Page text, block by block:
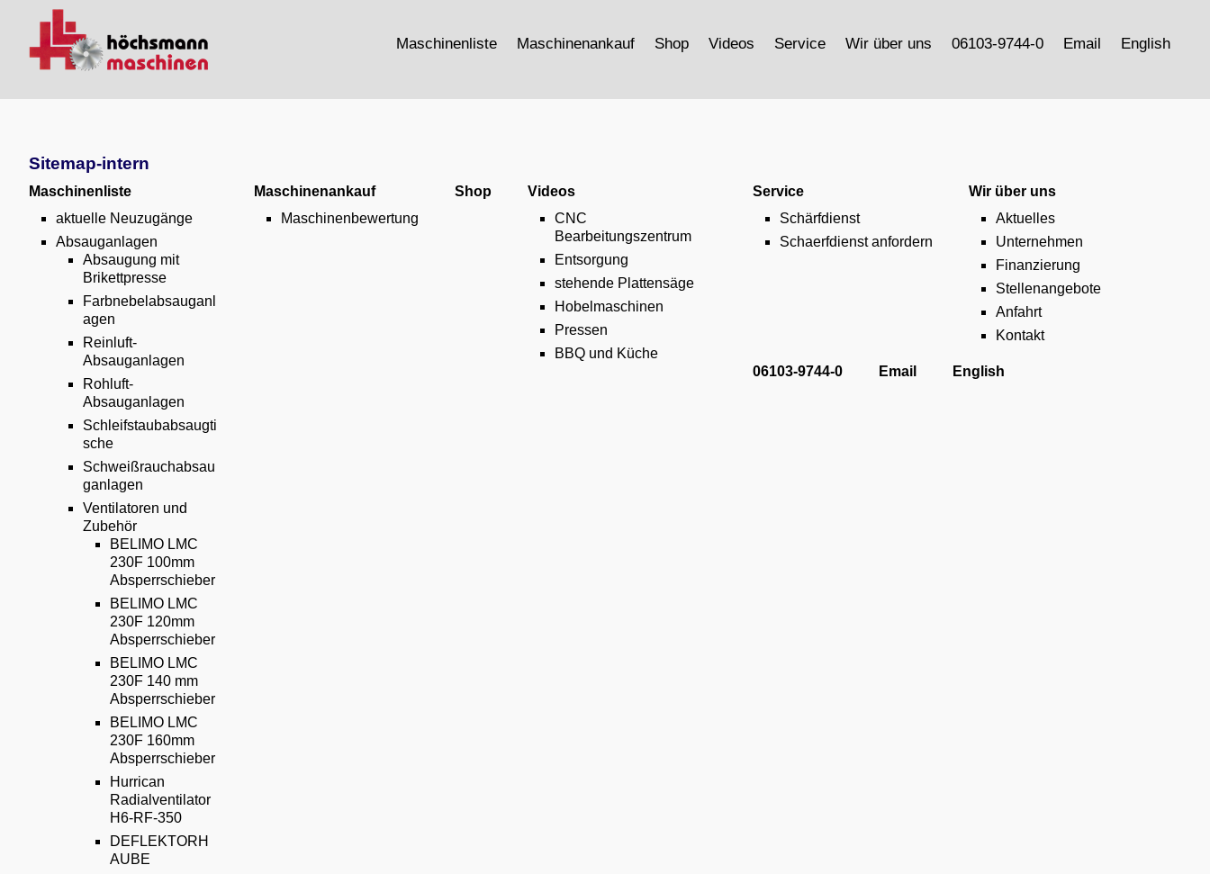
Maschinenliste Maschinenankauf Shop Videos Service Wir über uns 06103-9744-0 Email English
Sitemap-intern
Maschinenliste
aktuelle Neuzugänge
Absauganlagen
Absaugung mit
Brikettpresse
Farbnebelabsauganl
agen
Reinluft-
Absauganlagen
Rohluft-
Absauganlagen
Schleifstaubabsaugti
sche
Schweißrauchabsau
ganlagen
Ventilatoren und
Zubehör
BELIMO LMC
230F 100mm
Absperrschieber
BELIMO LMC
230F 120mm
Absperrschieber
BELIMO LMC
230F 140 mm
Absperrschieber
BELIMO LMC
230F 160mm
Absperrschieber
Hurrican
Radialventilator
H6-RF-350
DEFLEKTORH
AUBE
Maschinenankauf
Maschinenbewertung
Shop
Videos
CNC
Bearbeitungszentrum
Entsorgung
stehende Plattensäge
Hobelmaschinen
Pressen
BBQ und Küche
Service
Schärfdienst
Schaerfdienst anfordern
Wir über uns
Aktuelles
Unternehmen
Finanzierung
Stellenangebote
Anfahrt
Kontakt
06103-9744-0 Email English